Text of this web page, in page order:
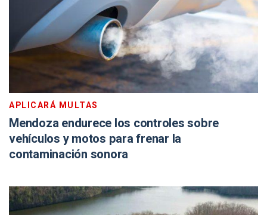
APLICARÁ MULTAS
Mendoza endurece los controles sobre
vehículos y motos para frenar la
contaminación sonora